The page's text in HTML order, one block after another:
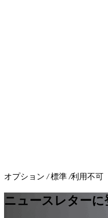
300 * 190* 43（mm）
システム
Android
オプション / 標準 /利用不可
ニュースレターに